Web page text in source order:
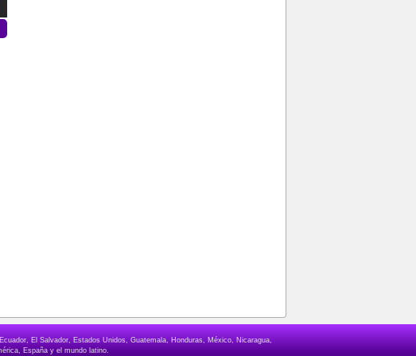
El Salvador, Estados Unidos, Guatemala, Honduras, México, Nicaragua,
España y el mundo latino.